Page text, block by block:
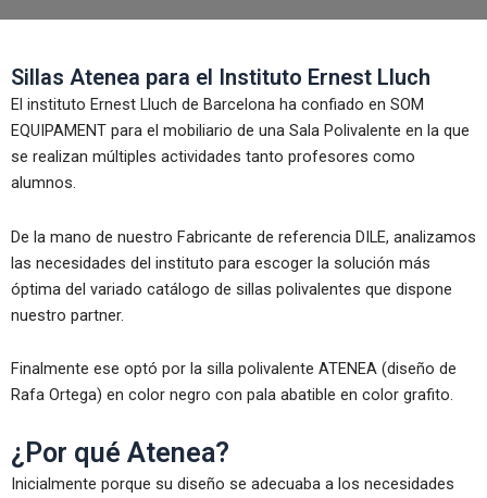
Sillas Atenea para el Instituto Ernest Lluch
El instituto Ernest Lluch de Barcelona ha confiado en SOM
EQUIPAMENT para el mobiliario de una Sala Polivalente en la que
se realizan múltiples actividades tanto profesores como
alumnos.
De la mano de nuestro Fabricante de referencia DILE, analizamos
las necesidades del instituto para escoger la solución más
óptima del variado catálogo de sillas polivalentes que dispone
nuestro partner.
Finalmente ese optó por la silla polivalente ATENEA (diseño de
Rafa Ortega) en color negro con pala abatible en color grafito.
¿Por qué Atenea?
Inicialmente porque su diseño se adecuaba a los necesidades